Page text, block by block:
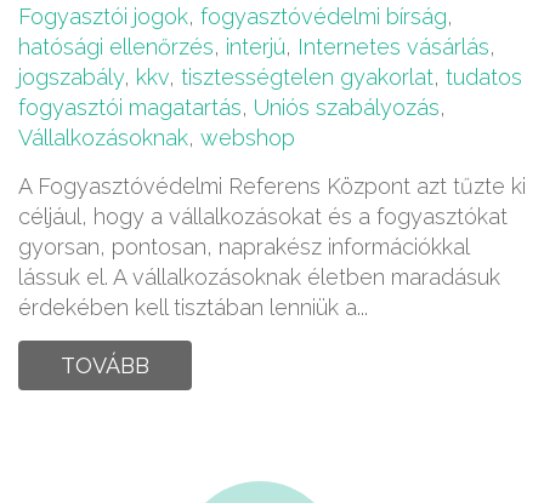
Fogyasztói jogok, fogyasztóvédelmi bírság,
hatósági ellenőrzés, interjú, Internetes vásárlás,
jogszabály, kkv, tisztességtelen gyakorlat, tudatos
fogyasztói magatartás, Uniós szabályozás,
Vállalkozásoknak, webshop
A Fogyasztóvédelmi Referens Központ azt tűzte ki
céljául, hogy a vállalkozásokat és a fogyasztókat
gyorsan, pontosan, naprakész információkkal
lássuk el. A vállalkozásoknak életben maradásuk
érdekében kell tisztában lenniük a...
TOVÁBB